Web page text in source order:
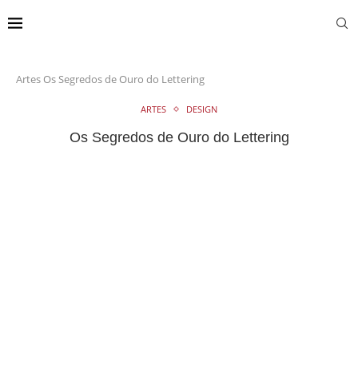
Artes Os Segredos de Ouro do Lettering
ARTES DESIGN
Os Segredos de Ouro do Lettering